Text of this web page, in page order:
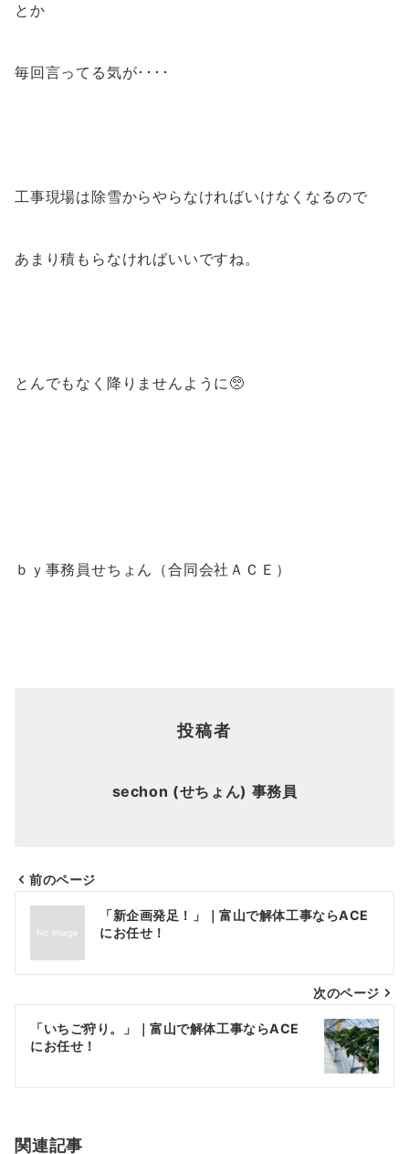
とか
毎回言ってる気が････
工事現場は除雪からやらなければいけなくなるので
あまり積もらなければいいですね。
とんでもなく降りませんように🥺
ｂｙ事務員せちょん（合同会社ＡＣＥ）
投稿者
sechon (せちょん) 事務員
投
ナ
ビ
シ
前のページ
「新企画発足！」｜富山で解体工事ならACE
にお任せ！
次のページ
「いちご狩り。」｜富山で解体工事ならACE
にお任せ！
関連記事